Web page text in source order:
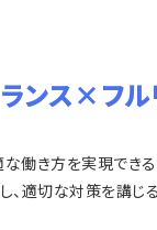
ンス×フ
働き方を実現できる
、適切な対策を講じ